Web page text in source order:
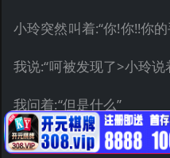
小玲突然叫着:“你!你!!你
我说:“呵被发现了>小玲说
我问着:“但是什么”
小玲呻吟着:“但很很舒服